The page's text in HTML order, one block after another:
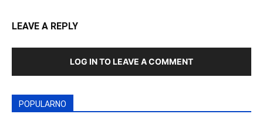
LEAVE A REPLY
LOG IN TO LEAVE A COMMENT
POPULARNO